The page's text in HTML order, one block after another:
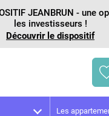
JEANBRUN - une
les investisseurs !
Découvrir le dispositif
Les